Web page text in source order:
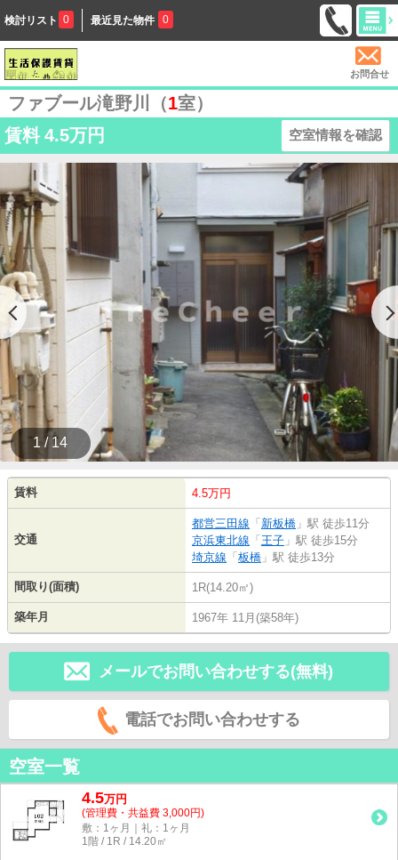
検討リスト 0 最近見た物件 0
お問合せ
ファブール滝野川（1室）
賃料 4.5万円 空室情報を確認
1 / 14
賃料 4.5万円
交通
都営三田線 「 新板橋 」駅 徒歩11分
京浜東北線 「 王子 」駅 徒歩15分
埼京線 「 板橋 」駅 徒歩13分
間取り(面積) 1R(14.20㎡)
築年月 1967年 11月(築58年)
メールでお問い合わせする(無料)
電話でお問い合わせする
空室一覧
4.5万円
(管理費・共益費 3,000円)
敷：1ヶ月｜礼：1ヶ月
1階 / 1R / 14.20㎡